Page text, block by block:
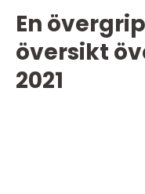
En
översikt
2021